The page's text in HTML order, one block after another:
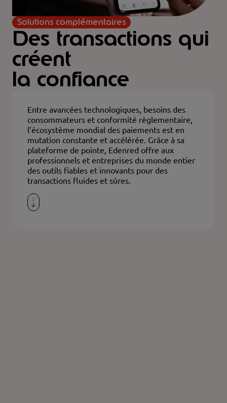
Solutions complémentaires
Des transactions qui
créent
la confiance
Entre avancées technologiques, besoins des
consommateurs et conformité règlementaire,
l’écosystème mondial des paiements est en
mutation constante et accélérée. Grâce à sa
plateforme de pointe, Edenred offre aux
professionnels et entreprises du monde entier
des outils fiables et innovants pour des
transactions fluides et sûres.